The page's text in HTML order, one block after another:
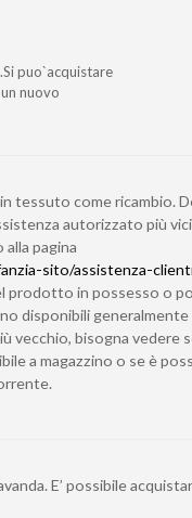
puo`acquistare
nuovo
tessuto come ricambio.
autorizzato più
pagina
sito/assistenza-
prodotto in possesso o
disponibili generalmente
vecchio, bisogna vedere
a magazzino o se è
E’ possibile